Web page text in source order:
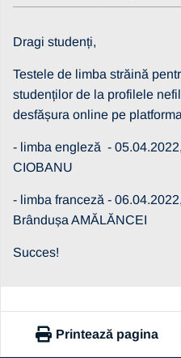
Dragi studenți,
Testele de limba străină
studenților de la profilele
desfășura online pe
- limba engleză -
CIOBANU
- limba franceză -
Brândușa AMĂLĂNCEI
Succes!
Printează pagina